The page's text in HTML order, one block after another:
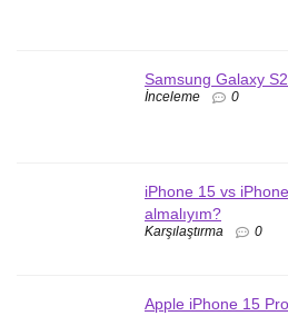
Samsung Galaxy
İnceleme 0
iPhone 15 vs
almalıyım?
Karşılaştırma 0
Apple iPhone 15